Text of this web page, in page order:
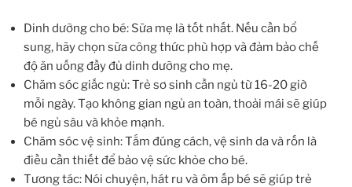
Dinh dưỡng cho bé: Sữa mẹ là tốt nhất. Nếu cần bổ
sung, hãy chọn sữa công thức phù hợp và đảm bảo chế
độ ăn uống đầy đủ dinh dưỡng cho mẹ.
Chăm sóc giấc ngủ: Trẻ sơ sinh cần ngủ từ 16-20 giờ
mỗi ngày. Tạo không gian ngủ an toàn, thoải mái sẽ giúp
bé ngủ sâu và khỏe mạnh.
Chăm sóc vệ sinh: Tắm đúng cách, vệ sinh da và rốn là
điều cần thiết để bảo vệ sức khỏe cho bé.
Tương tác: Nói chuyện, hát ru và ôm ấp bé sẽ giúp trẻ